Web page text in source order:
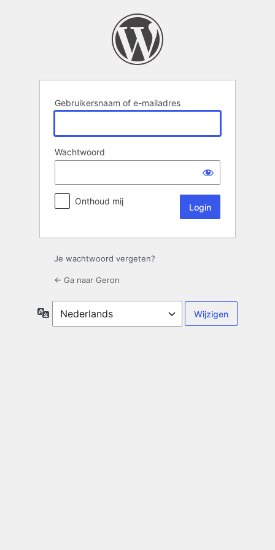
Gebruikersnaam of e-mailadres
Wachtwoord
Onthoud mij
Je wachtwoord vergeten?
← Ga naar Geron
Taal